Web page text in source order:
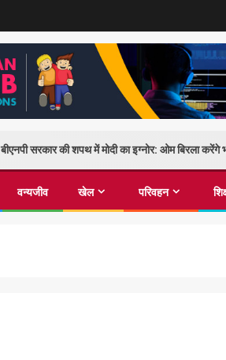
बीएनपी सरकार की शपथ में मोदी का इग्नोर: ओम बिरला करेंगे
वन्यजीव खेल परिवहन